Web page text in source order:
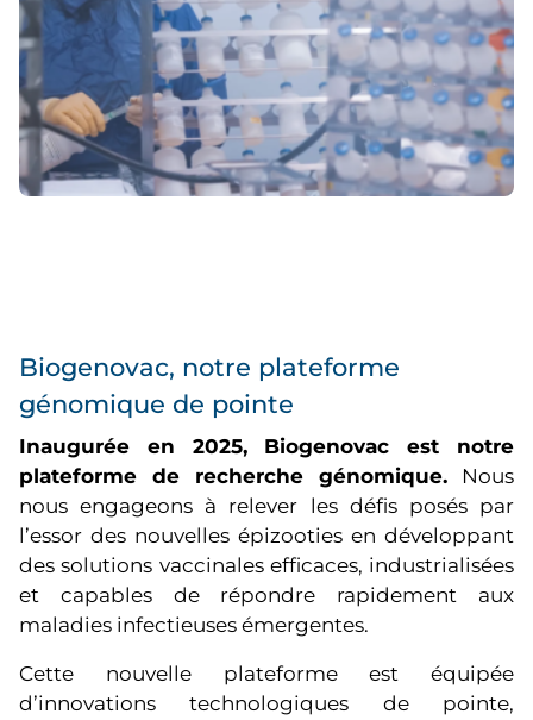
Biogenovac, notre plateforme
génomique de pointe
Inaugurée en 2025, Biogenovac est notre
plateforme de recherche génomique. Nous
nous engageons à relever les défis posés par
l’essor des nouvelles épizooties en développant
des solutions vaccinales efficaces, industrialisées
et capables de répondre rapidement aux
maladies infectieuses émergentes.
Cette nouvelle plateforme est équipée
d’innovations technologiques de pointe,